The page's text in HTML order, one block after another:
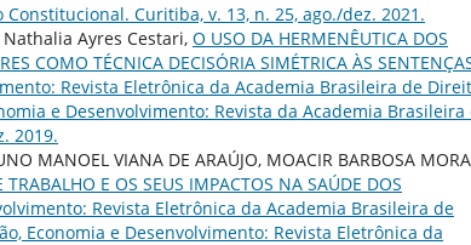
Curitiba, v. 13, n. 25, ago./dez. 2021.
Ayres Cestari, O USO DA HERMENÊUTICA DOS
COMO TÉCNICA DECISÓRIA SIMÉTRICA ÀS
Revista Eletrônica da Academia Brasileira de
e Desenvolvimento: Revista da Academia Brasileira
2019.
MANOEL VIANA DE ARAÚJO, MOACIR BARBOSA
E OS SEUS IMPACTOS NA SAÚDE DOS
Revista Eletrônica da Academia Brasileira de
Economia e Desenvolvimento: Revista Eletrônica da